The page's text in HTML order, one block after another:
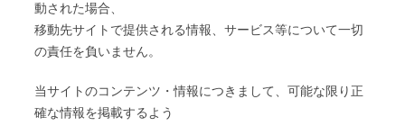
動された場合、
移動先サイトで提供される情報、サービス等について一切
の責任を負いません。
当サイトのコンテンツ・情報につきまして、可能な限り正
確な情報を掲載するよう